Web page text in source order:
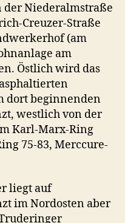
der Niederalmstraße
Creuzer-Straße
(am
am
Östlich wird das
dort beginnenden
westlich von der
Karl-Marx-Ring
75-83, Merccure-
liegt auf
im Nordosten aber